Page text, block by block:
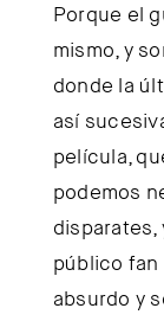
Porque el
mismo, y
donde la
así
película,
podemos
disparates,
público
absurdo y